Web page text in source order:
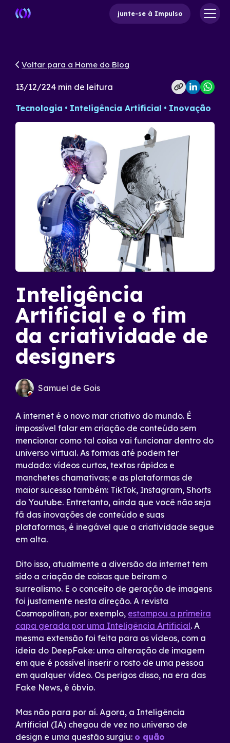
junte-se à Impulso
Voltar para a Home do Blog
13/12/224 min de leitura
Tecnologia Inteligência Artificial Inovação
Inteligência
Artificial e o fim
da criatividade de
designers
Samuel de Gois
A internet é o novo mar criativo do mundo. É
impossível falar em criação de conteúdo sem
mencionar como tal coisa vai funcionar dentro do
universo virtual. As formas até podem ter
mudado: vídeos curtos, textos rápidos e
manchetes chamativas; e as plataformas de
maior sucesso também: TikTok, Instagram, Shorts
do Youtube. Entretanto, ainda que você não seja
fã das inovações de conteúdo e suas
plataformas, é inegável que a criatividade segue
em alta.
Dito isso, atualmente a diversão da internet tem
sido a criação de coisas que beiram o
surrealismo. E o conceito de geração de imagens
foi justamente nesta direção. A revista
Cosmopolitan, por exemplo, estampou a primeira
capa gerada por uma Inteligência Artificial. A
mesma extensão foi feita para os vídeos, com a
ideia do DeepFake: uma alteração de imagem
em que é possível inserir o rosto de uma pessoa
em qualquer vídeo. Os perigos disso, na era das
Fake News, é óbvio.
Mas não para por aí. Agora, a Inteligência
Artificial (IA) chegou de vez no universo de
design e uma questão surgiu: o quão